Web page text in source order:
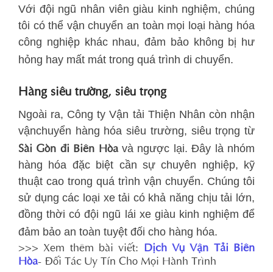
Với đội ngũ nhân viên giàu kinh nghiệm, chúng
tôi có thể vận chuyển an toàn mọi loại hàng hóa
công nghiệp khác nhau, đảm bảo không bị hư
hỏng hay mất mát trong quá trình di chuyển.
Hàng siêu trường, siêu trọng
Ngoài ra, Công ty Vận tải Thiện Nhân còn nhận
vậnchuyển hàng hóa siêu trường, siêu trọng từ
Sài Gòn đi Biên Hòavà ngược lại. Đây là nhóm
hàng hóa đặc biệt cần sự chuyên nghiệp, kỹ
thuật cao trong quá trình vận chuyển. Chúng tôi
sử dụng các loại xe tải có khả năng chịu tải lớn,
đồng thời có đội ngũ lái xe giàu kinh nghiệm để
đảm bảo an toàn tuyệt đối cho hàng hóa.
>>> Xem thêm bài viết: Dịch Vụ Vận Tải Biên
Hòa- Đối Tác Uy Tín Cho Mọi Hành Trình